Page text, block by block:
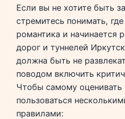
Если вы не хотите быть
стремитесь понимать, где
романтика и начинается
дорог и туннелей
должна быть не
поводом включить
Чтобы самому
пользоваться
правилами: